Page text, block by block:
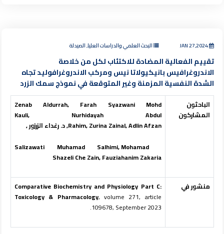
JAN 27,2024 البحث العلمي والدراسات العليا, الصيدلة
تقييم الفعالية المضادة للاكتئاب لكل من خلاصة
الاندروغرافيس بانيكيولاتا نيس ومركب الاندروغرافوليد تجاه
الشدة النفسية المزمنة وغير المتوقعة في نموذج سمك الزرد
الباحثون
المشاركون
Zenab Aldurrah, Farah Syazwani Mohd
Kauli, Nurhidayah Abdul
Rahim, Zurina Zainal, Adlin Afzan, د. رغداء الزرزور ,
Salizawati Muhamad Salhimi, Mohamad
Shazeli Che Zain, Fauziahanim Zakaria
منشور في
Comparative Biochemistry and Physiology Part C:
Toxicology & Pharmacology, volume 271, article
109678, September 2023.